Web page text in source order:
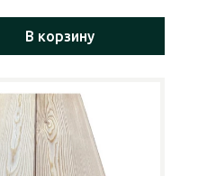
В корзину